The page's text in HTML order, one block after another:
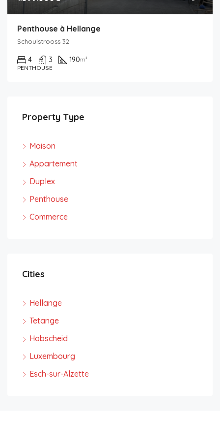
Penthouse à Hellange
Schoulstrooss 32
4 3 190m²
PENTHOUSE
Property Type
Maison
Appartement
Duplex
Penthouse
Commerce
Cities
Hellange
Tetange
Hobscheid
Luxembourg
Esch-sur-Alzette